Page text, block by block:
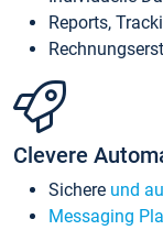
Reports,
Clevere
Sichere und
Messaging